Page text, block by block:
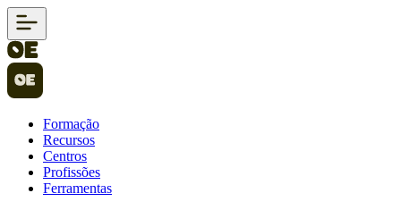
Formação
Recursos
Centros
Profissões
Ferramentas